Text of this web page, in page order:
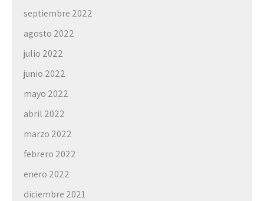
septiembre 2022
agosto 2022
julio 2022
junio 2022
mayo 2022
abril 2022
marzo 2022
febrero 2022
enero 2022
diciembre 2021